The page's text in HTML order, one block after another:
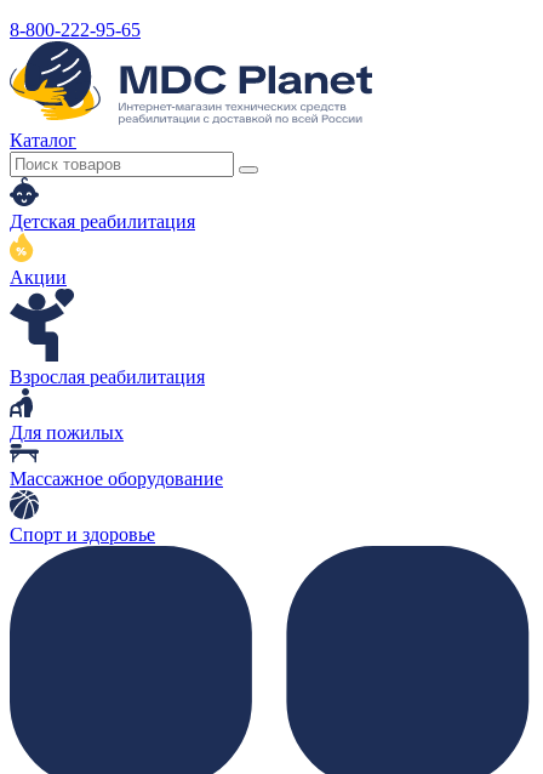
8-800-222-95-65
Каталог
Детская реабилитация
Акции
Взрослая реабилитация
Для пожилых
Массажное оборудование
Спорт и здоровье